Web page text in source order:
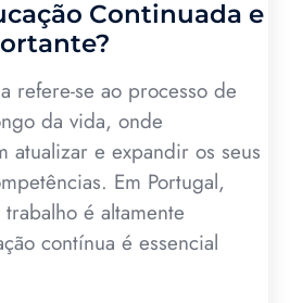
Continuada e
refere-se ao processo de
da vida, onde
atualizar e expandir os seus
Em Portugal,
é altamente
contínua é essencial